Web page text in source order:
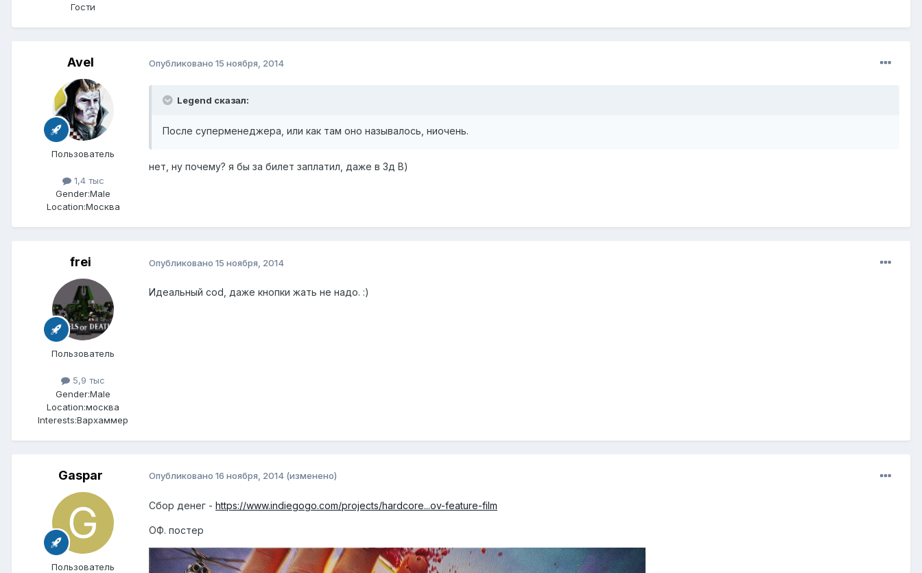
Гости
Avel
Пользователь
1,4 тыс
Gender:Male
Location:Москва
Опубликовано 15 ноября, 2014
Lеgend сказал:
После суперменеджера, или как там оно называлось, ниочень.
нет, ну почему? я бы за билет заплатил, даже в 3д В)
frei
Пользователь
5,9 тыс
Gender:Male
Location:москва
Interests:Вархаммер
Опубликовано 15 ноября, 2014
Идеальный cod, даже кнопки жать не надо. :)
Gaspar
Пользователь
Опубликовано 16 ноября, 2014 (изменено)
Сбор денег - https://www.indiegogo.com/projects/hardcore...ov-feature-film
ОФ. постер